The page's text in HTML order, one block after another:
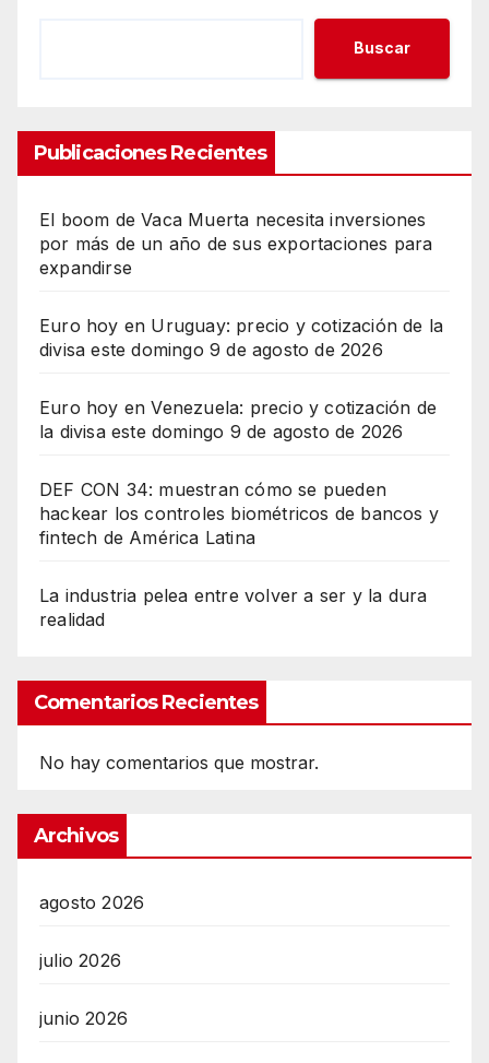
Buscar
Publicaciones Recientes
El boom de Vaca Muerta necesita inversiones
por más de un año de sus exportaciones para
expandirse
Euro hoy en Uruguay: precio y cotización de la
divisa este domingo 9 de agosto de 2026
Euro hoy en Venezuela: precio y cotización de
la divisa este domingo 9 de agosto de 2026
DEF CON 34: muestran cómo se pueden
hackear los controles biométricos de bancos y
fintech de América Latina
La industria pelea entre volver a ser y la dura
realidad
Comentarios Recientes
No hay comentarios que mostrar.
Archivos
agosto 2026
julio 2026
junio 2026